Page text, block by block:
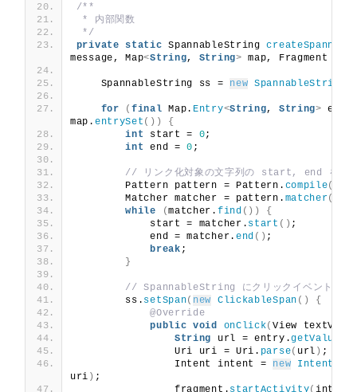
/**
* 内部関数
*/
private
static SpannableString
message, Map<String, String> map, Fragment
    SpannableString ss =
new SpannableString
for (final Map. Entry<String, String>
map. entrySet ())
{
int
start = 0;
int
end = 0 ;
// リンク化対象の文字列の start, end を算
        Pattern pattern = Pattern.
compile(
        Matcher matcher = pattern.
matcher(
while
(matcher. find ())
{
            start = matcher.
start () ;
            end = matcher.
end () ;
break ;
}
// SpannableString にクリックイベント、パ
        ss.
setSpan( new ClickableSpan ()
{
@Override
public void onClick(View textView
String url = entry.getValue
                Uri uri = Uri.
parse( url ) ;
                Intent intent =
new Intent
uri ) ;
                fragment.
startActivity(intent